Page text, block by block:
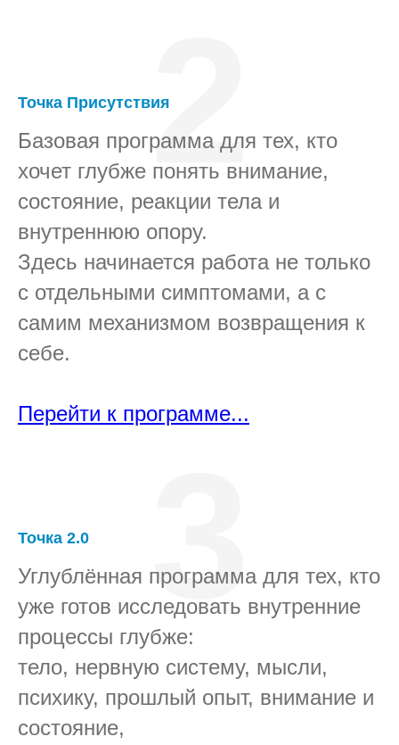
Точка Присутствия
Базовая программа для тех, кто
хочет глубже понять внимание,
состояние, реакции тела и
внутреннюю опору.
Здесь начинается работа не только
с отдельными симптомами, а с
самим механизмом возвращения к
себе.
Перейти к программе...
2
Точка 2.0
Углублённая программа для тех, кто
уже готов исследовать внутренние
процессы глубже:
тело, нервную систему, мысли,
психику, прошлый опыт, внимание и
состояние,
3